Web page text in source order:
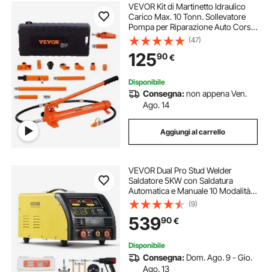
VEVOR Kit di Martinetto Idraulico
Carico Max. 10 Tonn. Sollevatore
Pompa per Riparazione Auto Corsa
da 135 mm, Kit Utensili Sollevatore
Idraulico Tipo d'Olio HV15 Cilindro
Q235B Anello di Tenuta TPU
(47)
12590€
Disponibile
Consegna:non appena Ven.
Ago. 14
Aggiungi al carrello
VEVOR Dual Pro Stud Welder
Saldatore 5KW con Saldatura
Automatica e Manuale 10 Modalità
Saldatura a Punti Macchina per
Riparazione di Ammaccature con
Saldatura per Pannelli Auto in
Acciaio Alluminio
(9)
53990€
Disponibile
Consegna: Dom. Ago. 9 - Gio.
Ago. 13